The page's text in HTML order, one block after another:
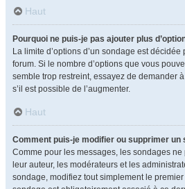
Haut
Pourquoi ne puis-je pas ajouter plus
La limite d’options d’un sondage est
forum. Si le nombre d’options que vous
semble trop restreint, essayez de demander
s’il est possible de l’augmenter.
Haut
Comment puis-je modifier ou supprimer un
Comme pour les messages, les sondages
leur auteur, les modérateurs et les
sondage, modifiez tout simplement le